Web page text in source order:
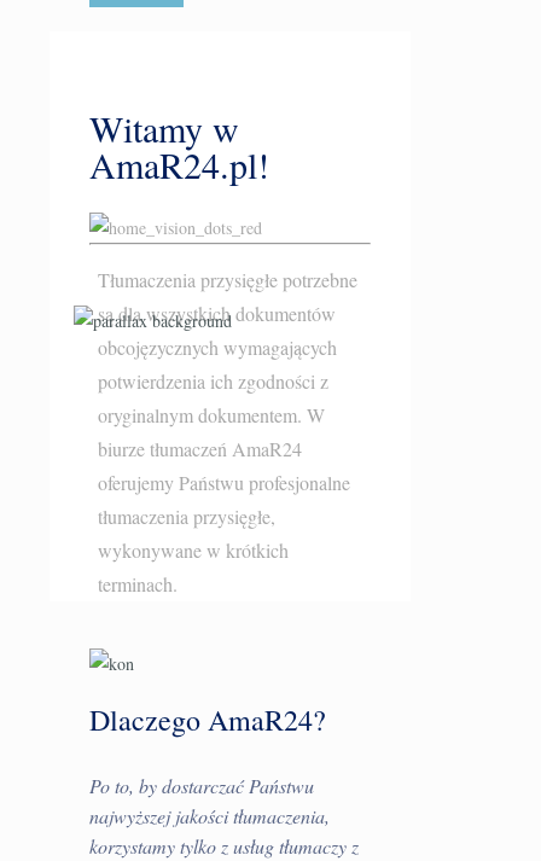
Witamy w
AmaR24.pl!
Tłumaczenia przysięgłe potrzebne
są dla wszystkich dokumentów
obcojęzycznych wymagających
potwierdzenia ich zgodności z
oryginalnym dokumentem. W
biurze tłumaczeń AmaR24
oferujemy Państwu profesjonalne
tłumaczenia przysięgłe,
wykonywane w krótkich
terminach.
Dlaczego AmaR24?
Po to, by dostarczać Państwu
najwyższej jakości tłumaczenia,
korzystamy tylko z usług tłumaczy z